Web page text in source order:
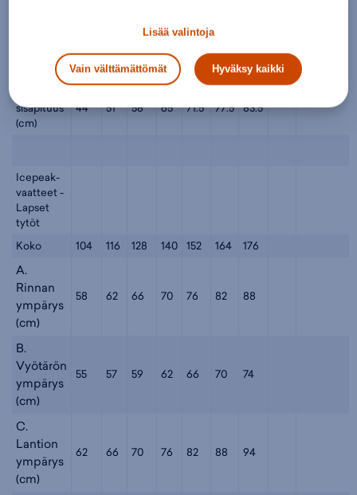
ympärys
sisäpituus
(cm)
44 51 58 65 71.5 77.5 83.5
Icepeak-
vaatteet -
Lapset
tytöt
Koko
104 116 128 140 152 164 176
A.
Rinnan
ympärys
(cm)
58 62 66 70 76 82 88
B.
Vyötärön
ympärys
(cm)
55 57 59 62 66 70 74
C.
Lantion
ympärys
(cm)
62 66 70 76 82 88 94
Lisää valintoja
Vain välttämättömät Hyväksy kaikki